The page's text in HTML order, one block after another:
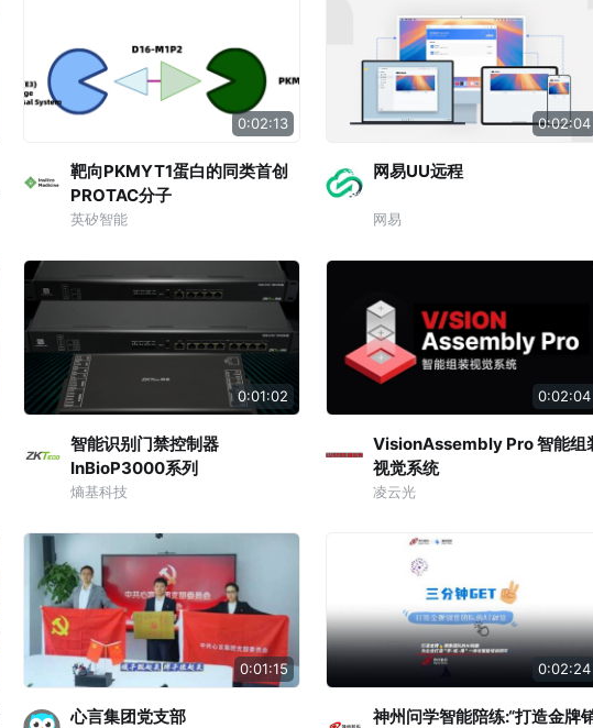
0:02:13
靶向PKMYT1蛋白的同类首创
PROTAC分子
英矽智能
0:02:04
网易UU远程
网易
0:01:02
智能识别门禁控制器
InBioP3000系列
熵基科技
0:02:04
VisionAssembly Pro 智能组
视觉系统
凌云光
0:01:15
心言集团党支部
0:02:24
神州问学智能陪练:“打造金牌